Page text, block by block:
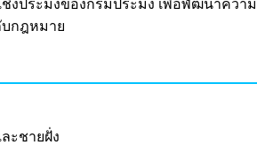
ระมงของกรมประมง เพื่อพัฒนาความ
บกฎหมาย
ะชายฝั่ง